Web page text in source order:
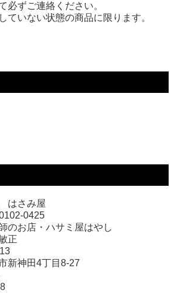
必ずご連絡ください。
ていない状態の商品に限ります。
はさみ屋
0425
のお店・ハサミ屋はやし
正
新神田4丁目8-27